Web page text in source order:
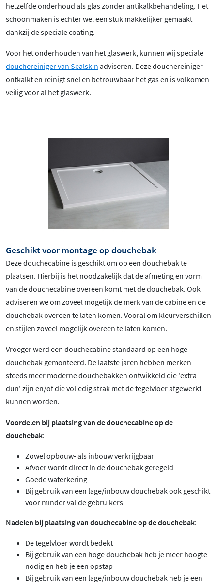
hetzelfde onderhoud als glas zonder antikalkbehandeling. Het
schoonmaken is echter wel een stuk makkelijker gemaakt
dankzij de speciale coating.
Voor het onderhouden van het glaswerk, kunnen wij speciale
douchereiniger van Sealskin adviseren. Deze douchereiniger
ontkalkt en reinigt snel en betrouwbaar het gas en is volkomen
veilig voor al het glaswerk.
Geschikt voor montage op douchebak
Deze douchecabine is geschikt om op een douchebak te
plaatsen. Hierbij is het noodzakelijk dat de afmeting en vorm
van de douchecabine overeen komt met de douchebak. Ook
adviseren we om zoveel mogelijk de merk van de cabine en de
douchebak overeen te laten komen. Vooral om kleurverschillen
en stijlen zoveel mogelijk overeen te laten komen.
Vroeger werd een douchecabine standaard op een hoge
douchebak gemonteerd. De laatste jaren hebben merken
steeds meer moderne douchebakken ontwikkeld die 'extra
dun' zijn en/of die volledig strak met de tegelvloer afgewerkt
kunnen worden.
Voordelen bij plaatsing van de douchecabine op de
douchebak:
Zowel opbouw- als inbouw verkrijgbaar
Afvoer wordt direct in de douchebak geregeld
Goede waterkering
Bij gebruik van een lage/inbouw douchebak ook geschikt
voor minder valide gebruikers
Nadelen bij plaatsing van douchecabine op de douchebak:
De tegelvloer wordt bedekt
Bij gebruik van een hoge douchebak heb je meer hoogte
nodig en heb je een opstap
Bij gebruik van een lage/inbouw douchebak heb je een